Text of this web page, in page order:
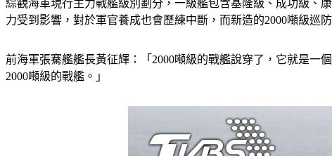
綜觀海軍現行主力戰艦級別劃分，一級艦包含基隆級、成功級、
力受到影響，對於軍官養成也會歷練中斷，而新造的2000噸級巡
前海軍張騫艦艦長黃征輝：「2000噸級的戰艦說穿了，它就是一
2000噸級的戰艦。」